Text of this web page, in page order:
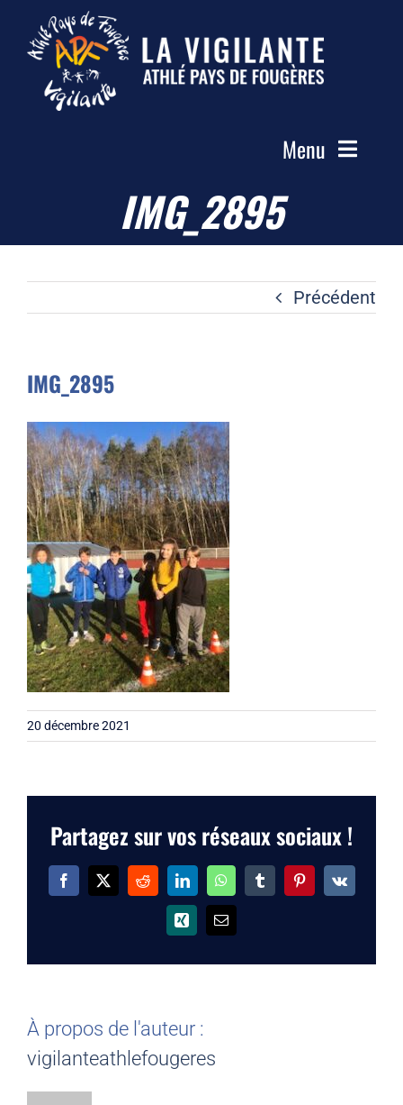
Passer
contenu
Menu
Photos
Contact
IMG_2895
Précédent
IMG_2895
20 décembre 2021
Partagez sur vos réseaux sociaux !
Facebook
X RedditLinkedInWhatsAppTumblrPinterest
Vk
Xing Email
À propos de l'auteur :
vigilanteathlefougeres